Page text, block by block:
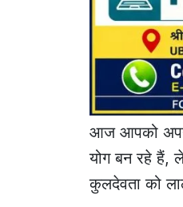
आज आपको अपने
योग बन रहे हैं,
कुलदेवता को